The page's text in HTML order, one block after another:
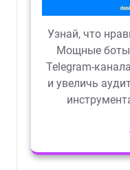
Узнай, что
Мощные боты
Telegram-
и увеличь